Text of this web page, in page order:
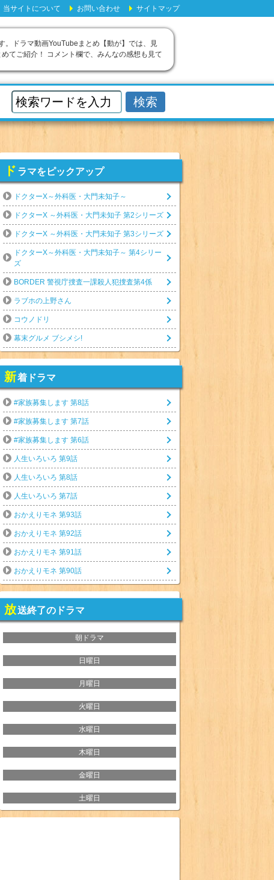
。ドラマ動画YouTubeまとめ【動が】では、見
てご紹介！ コメント欄で、みんなの感想も見て
ド ラマをピックアップ
ドクターX～外科医・大門未知子～
ドクターX ～外科医・大門未知子 第2シリーズ
ドクターX ～外科医・大門未知子 第3シリーズ
ドクターX～外科医・大門未知子～ 第4シリー
ズ
BORDER 警視庁捜査一課殺人犯捜査第4係
ラブホの上野さん
コウノドリ
幕末グルメ ブシメシ!
新着ドラマ
#家族募集します 第8話
#家族募集します 第7話
#家族募集します 第6話
人生いろいろ 第9話
人生いろいろ 第8話
人生いろいろ 第7話
おかえりモネ 第93話
おかえりモネ 第92話
おかえりモネ 第91話
おかえりモネ 第90話
放送終了のドラマ
朝ドラマ
日曜日
月曜日
火曜日
水曜日
木曜日
金曜日
土曜日
当サイトについて お問い合わせ サイトマップ